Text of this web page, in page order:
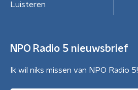
Luisteren
NPO Radio 5 nieuwsbrief
Ik wil niks missen van NPO Radio 5!